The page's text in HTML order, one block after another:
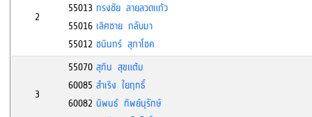
2
55013 ทรงชัย ลายลวดแก้ว
55016 เลิศชาย กลับมา
55012 ชนินทร์ สุภาโชค
3
55070 สุทิน สุขแต้ม
60085 สำเริง ใยฤทธิ์
60082 นิพนธ์ ทิพย์นุรักษ์